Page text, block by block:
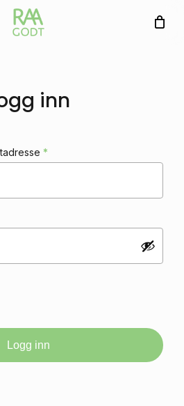
Close
ingen produkter i
inn
*Påkrevd
Logg inn